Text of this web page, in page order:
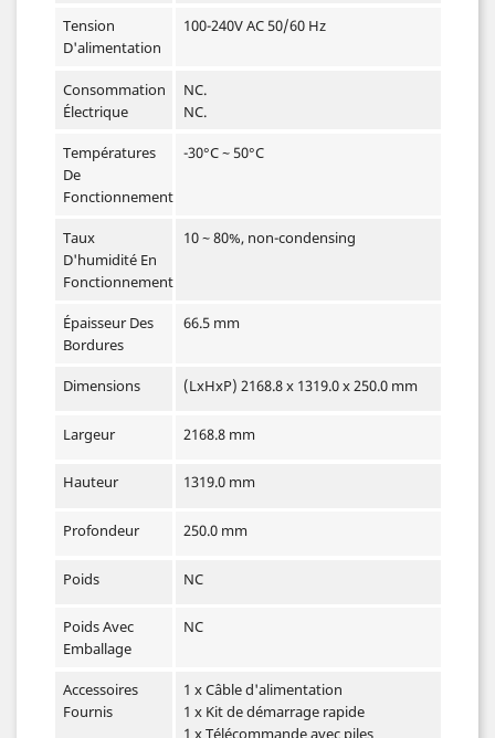
Tension
D'alimentation
100-240V AC 50/60 Hz
Consommation
Électrique
NC.
NC.
Températures
De
Fonctionnement
-30°C ~ 50°C
Taux
D'humidité En
Fonctionnement
10 ~ 80%, non-condensing
Épaisseur Des
Bordures
66.5 mm
Dimensions (LxHxP) 2168.8 x 1319.0 x 250.0 mm
Largeur 2168.8 mm
Hauteur 1319.0 mm
Profondeur 250.0 mm
Poids NC
Poids Avec
Emballage
NC
Accessoires
Fournis
1 x Câble d'alimentation
1 x Kit de démarrage rapide